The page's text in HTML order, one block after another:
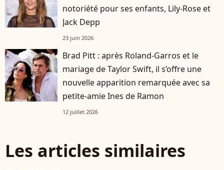
notoriété pour ses enfants, Lily-Rose et
Jack Depp
23 juin 2026
Brad Pitt : après Roland-Garros et le
mariage de Taylor Swift, il s’offre une
nouvelle apparition remarquée avec sa
petite-amie Ines de Ramon
12 juillet 2026
Les articles similaires